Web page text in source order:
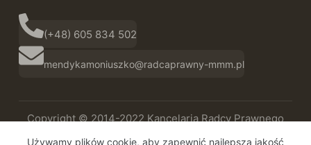
Używamy plików cookie, aby zapewnić najlepszą jakość
(+48) 605 834 502
mendykamoniuszko@radcaprawny-mmm.pl
Copyright © 2014-2022 Kancelaria Radcy Prawnego